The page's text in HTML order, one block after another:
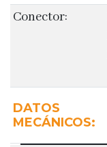
Conector:
DATOS
MECÁNICOS: